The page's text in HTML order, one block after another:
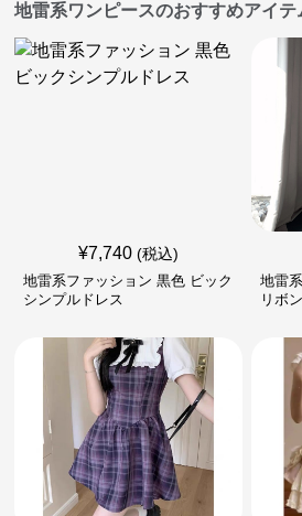
地雷系ワンピースのおすすめアイテ
¥7,740 (税込)
地雷系ファッション 黒色 ビック
シンプルドレス
地雷
リボ